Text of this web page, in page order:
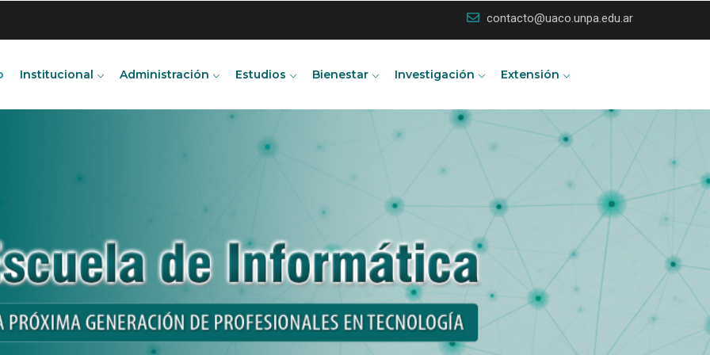
contacto@uaco.unpa.edu.ar
Institucional Administración Estudios Bienestar Investigación Extensión